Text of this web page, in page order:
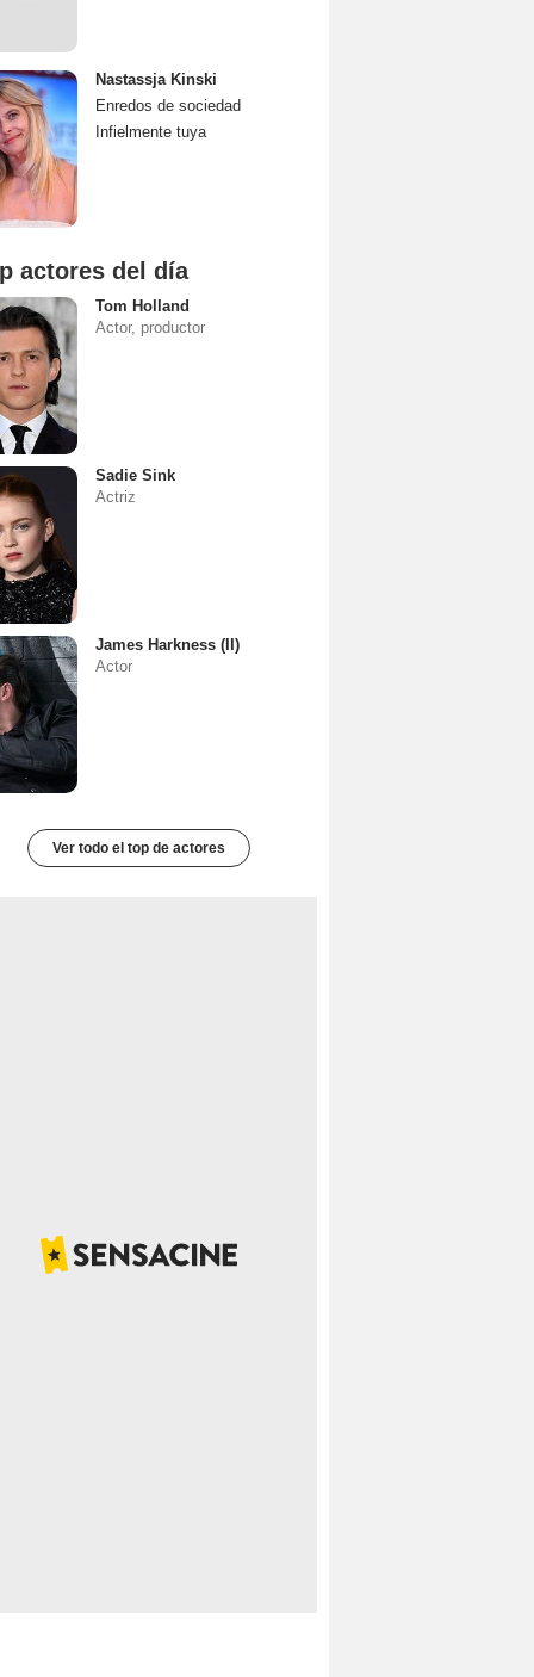
Nastassja Kinski
Enredos de sociedad
Infielmente tuya
actores del día
Tom Holland
Actor, productor
Sadie Sink
Actriz
James Harkness (II)
Actor
Ver todo el top de actores